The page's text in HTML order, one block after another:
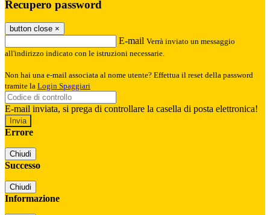
Recupero password
button close ×
E-mail Verrà inviato un messaggio
all'indirizzo indicato con le istruzioni necessarie.
Non hai una e-mail associata al nome utente? Effettua il reset della password
tramite la Login Spaggiari
E-mail inviata, si prega di controllare la casella di posta elettronica!
Errore
Chiudi
Successo
Chiudi
Informazione